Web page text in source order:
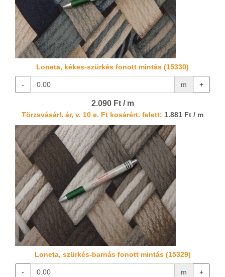
Loneta, kékes-szürkés fonott mintás (15330)
- m +
2.090 Ft / m
Törzsvásárl. ár, v. 10 e. Ft kosárért. felett: 1.881 Ft / m
Loneta, szürkés-barnás fonott mintás (15329)
- m +